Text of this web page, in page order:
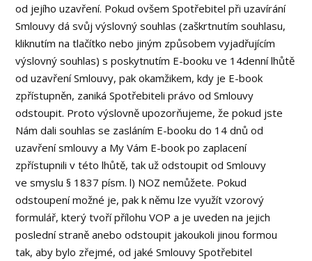
od jejího uzavření. Pokud ovšem Spotřebitel při uzavírání
Smlouvy dá svůj výslovný souhlas (zaškrtnutím souhlasu,
kliknutím na tlačítko nebo jiným způsobem vyjadřujícím
výslovný souhlas) s poskytnutím E-booku ve 14denní lhůtě
od uzavření Smlouvy, pak okamžikem, kdy je E-book
zpřístupněn, zaniká Spotřebiteli právo od Smlouvy
odstoupit. Proto výslovně upozorňujeme, že pokud jste
Nám dali souhlas se zasláním E-booku do 14 dnů od
uzavření smlouvy a My Vám E-book po zaplacení
zpřístupnili v této lhůtě, tak už odstoupit od Smlouvy
ve smyslu § 1837 písm. l) NOZ nemůžete. Pokud
odstoupení možné je, pak k němu lze využít vzorový
formulář, který tvoří přílohu VOP a je uveden na jejich
poslední straně anebo odstoupit jakoukoli jinou formou
tak, aby bylo zřejmé, od jaké Smlouvy Spotřebitel